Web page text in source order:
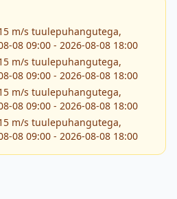
m/s tuulepuhangutega,
08 09:00 - 2026-08-08 18:00
m/s tuulepuhangutega,
08 09:00 - 2026-08-08 18:00
m/s tuulepuhangutega,
08 09:00 - 2026-08-08 18:00
m/s tuulepuhangutega,
08 09:00 - 2026-08-08 18:00